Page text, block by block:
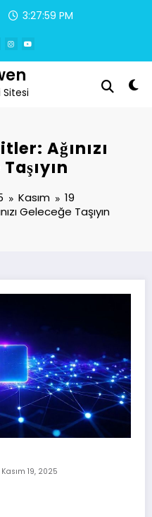
3:27:59 PM
Sitesi
Ağınızı
Kasım
19
Geleceğe Taşıyın
Kasım 19, 2025